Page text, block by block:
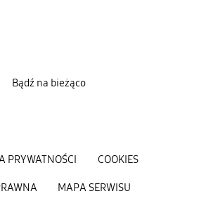
PRYWATNOŚCI COOKIES
MAPA SERWISU
Bądź na bieżąco